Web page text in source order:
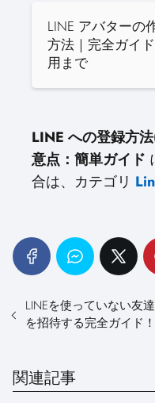
LINE アバターの
方法｜完全ガイ
用まで
LINE への登録方
意点：簡単ガイド
合は、カテゴリ
LINEを使っていない友達
を招待する完全ガイド！
関連記事